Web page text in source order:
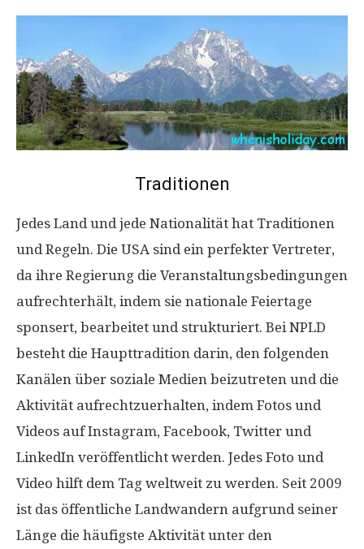
Traditionen
Jedes Land und jede Nationalität hat Traditionen
und Regeln. Die USA sind ein perfekter Vertreter,
da ihre Regierung die Veranstaltungsbedingungen
aufrechterhält, indem sie nationale Feiertage
sponsert, bearbeitet und strukturiert. Bei NPLD
besteht die Haupttradition darin, den folgenden
Kanälen über soziale Medien beizutreten und die
Aktivität aufrechtzuerhalten, indem Fotos und
Videos auf Instagram, Facebook, Twitter und
LinkedIn veröffentlicht werden. Jedes Foto und
Video hilft dem Tag weltweit zu werden. Seit 2009
ist das öffentliche Landwandern aufgrund seiner
Länge die häufigste Aktivität unter den